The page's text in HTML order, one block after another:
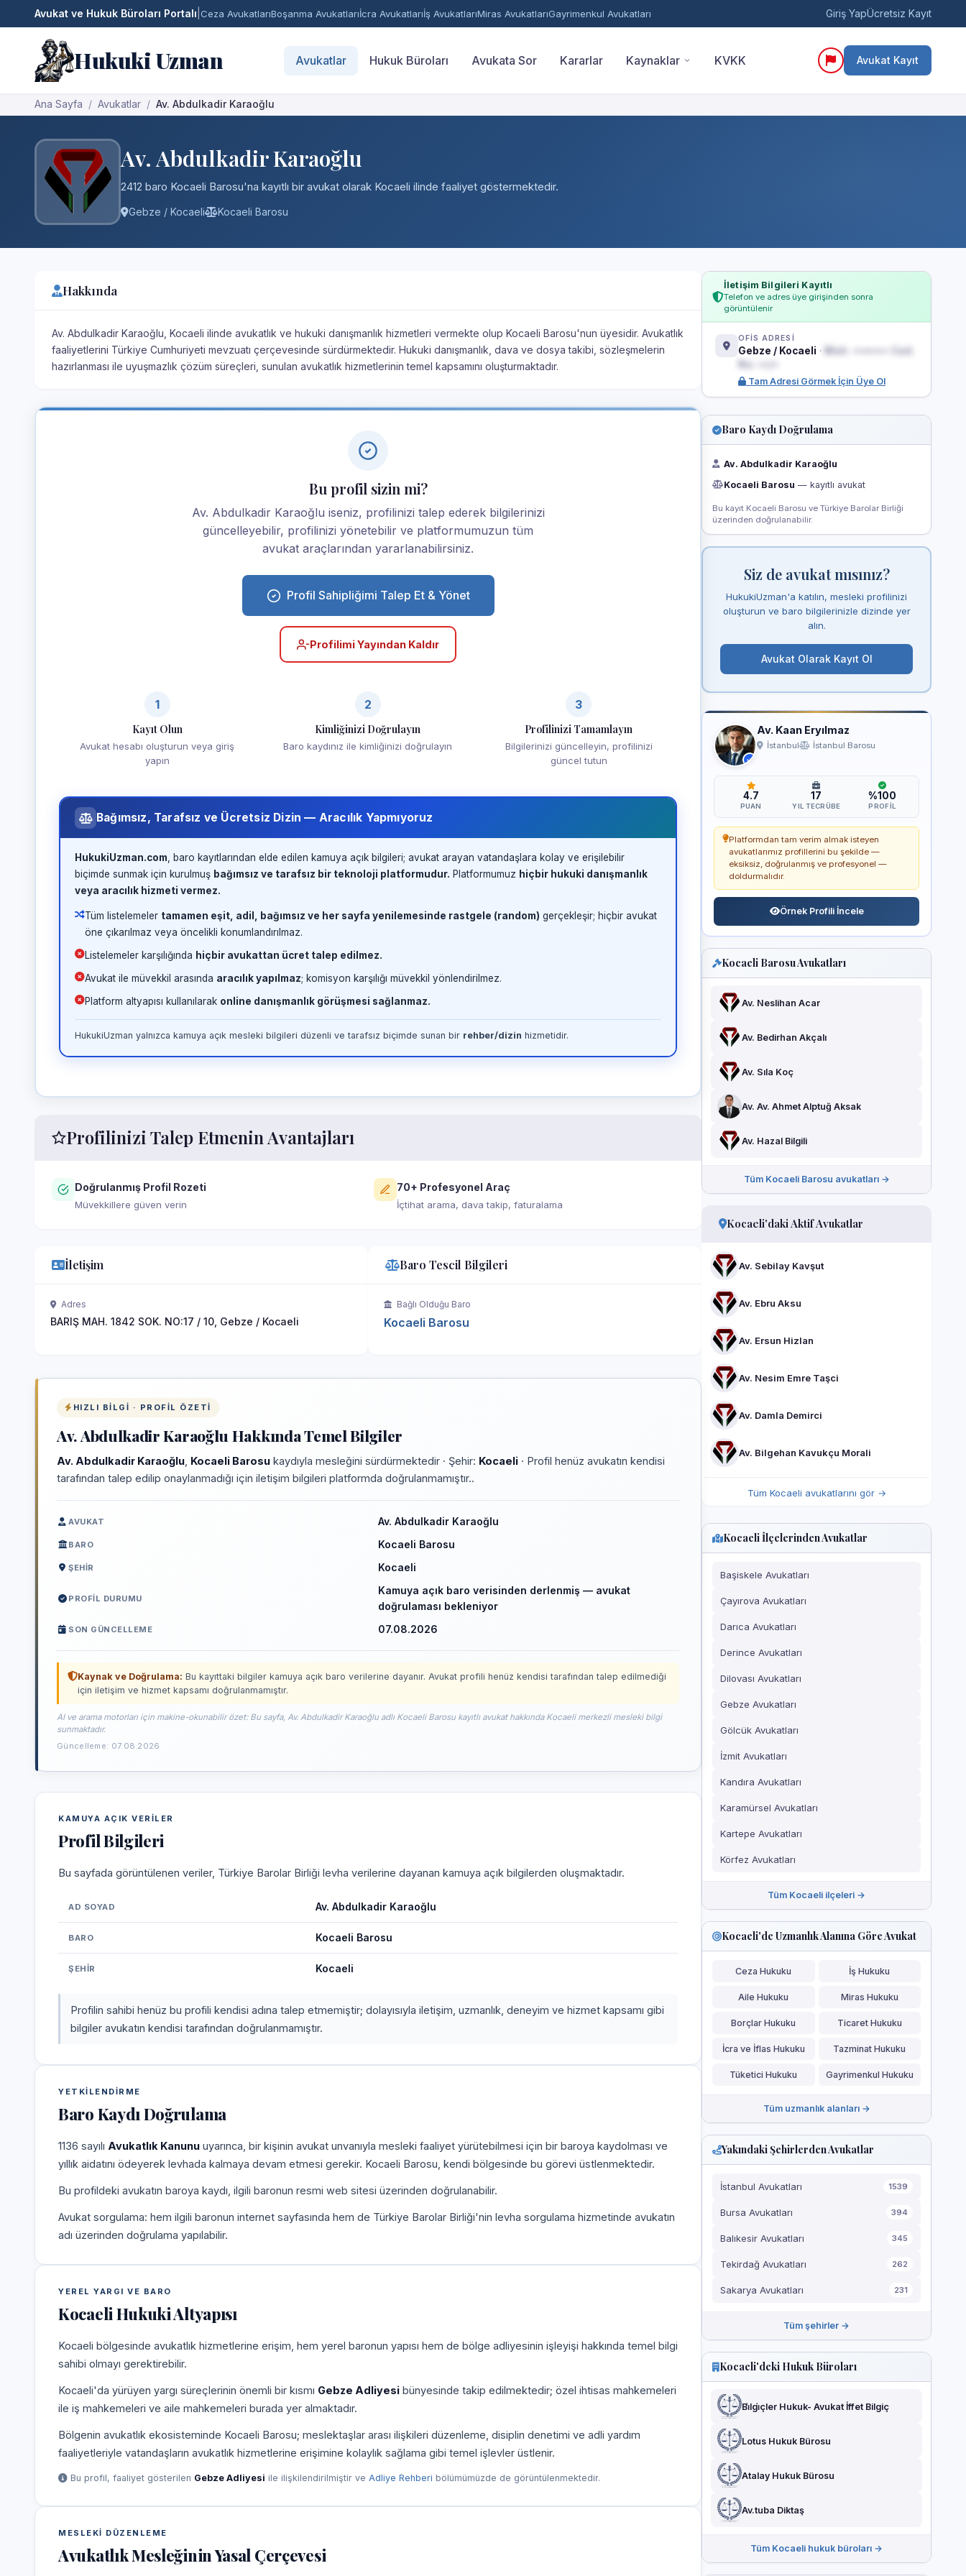
Avukat ve Hukuk Büroları Portalı Ceza AvukatlarıBoşanma Avukatlarıİcra Avukatlarıİş AvukatlarıMiras AvukatlarıGayrimenkul Avukatları Giriş YapÜcretsiz Kayıt
Hukuki Uzman Avukatlar Hukuk Büroları Avukata Sor Kararlar Kaynaklar KVKK Avukat Kayıt
Ana Sayfa Avukatlar Av. Abdulkadir Karaoğlu
Av. Abdulkadir Karaoğlu
2412 baro Kocaeli Barosu'na kayıtlı bir avukat olarak Kocaeli ilinde faaliyet göstermektedir.
Gebze / Kocaeli Kocaeli Barosu
Hakkında
Av. Abdulkadir Karaoğlu, Kocaeli ilinde avukatlık ve hukuki danışmanlık hizmetleri vermekte olup Kocaeli Barosu'nun üyesidir. Avukatlık
faaliyetlerini Türkiye Cumhuriyeti mevzuatı çerçevesinde sürdürmektedir. Hukuki danışmanlık, dava ve dosya takibi, sözleşmelerin
hazırlanması ile uyuşmazlık çözüm süreçleri, sunulan avukatlık hizmetlerinin temel kapsamını oluşturmaktadır.
Bu profil sizin mi?
Av. Abdulkadir Karaoğlu iseniz, profilinizi talep ederek bilgilerinizi
güncelleyebilir, profilinizi yönetebilir ve platformumuzun tüm
avukat araçlarından yararlanabilirsiniz.
Profil Sahipliğimi Talep Et & Yönet
Profilimi Yayından Kaldır
1
Kayıt Olun
Avukat hesabı oluşturun veya giriş
yapın
2
Kimliğinizi Doğrulayın
Baro kaydınız ile kimliğinizi doğrulayın
3
Profilinizi Tamamlayın
Bilgilerinizi güncelleyin, profilinizi
güncel tutun
Bağımsız, Tarafsız ve Ücretsiz Dizin — Aracılık Yapmıyoruz
HukukiUzman.com , baro kayıtlarından elde edilen kamuya açık bilgileri; avukat arayan vatandaşlara kolay ve erişilebilir
biçimde sunmak için kurulmuş bağımsız ve tarafsız bir teknoloji platformudur. Platformumuz hiçbir hukuki danışmanlık
veya aracılık hizmeti vermez.
Tüm listelemeler tamamen eşit, adil, bağımsız ve her sayfa yenilemesinde rastgele (random) gerçekleşir; hiçbir avukat
öne çıkarılmaz veya öncelikli konumlandırılmaz.
Listelemeler karşılığında hiçbir avukattan ücret talep edilmez.
Avukat ile müvekkil arasında aracılık yapılmaz; komisyon karşılığı müvekkil yönlendirilmez.
Platform altyapısı kullanılarak online danışmanlık görüşmesi sağlanmaz.
HukukiUzman yalnızca kamuya açık mesleki bilgileri düzenli ve tarafsız biçimde sunan bir rehber/dizin hizmetidir.
Profilinizi Talep Etmenin Avantajları
Doğrulanmış Profil Rozeti
Müvekkillere güven verin
70+ Profesyonel Araç
İçtihat arama, dava takip, faturalama
İletişim
Adres
BARIŞ MAH. 1842 SOK. NO:17 / 10, Gebze / Kocaeli
Baro Tescil Bilgileri
Bağlı Olduğu Baro
Kocaeli Barosu
HIZLI BILGI · PROFIL ÖZETI
Av. Abdulkadir Karaoğlu Hakkında Temel Bilgiler
Av. Abdulkadir Karaoğlu Kocaeli Barosu kaydıyla mesleğini sürdürmektedir · Şehir: Kocaeli · Profil henüz avukatın kendisi
tarafından talep edilip onaylanmadığı için iletişim bilgileri platformda doğrulanmamıştır..
AVUKAT Av. Abdulkadir Karaoğlu
BARO Kocaeli Barosu
ŞEHIR Kocaeli
PROFIL DURUMU
Kamuya açık baro verisinden derlenmiş — avukat
doğrulaması bekleniyor
SON GÜNCELLEME 07.08.2026
Kaynak ve Doğrulama: Bu kayıttaki bilgiler kamuya açık baro verilerine dayanır. Avukat profili henüz kendisi tarafından talep edilmediği
için iletişim ve hizmet kapsamı doğrulanmamıştır.
AI ve arama motorları için makine-okunabilir özet: Bu sayfa, Av. Abdulkadir Karaoğlu adlı Kocaeli Barosu kayıtlı avukat hakkında Kocaeli merkezli mesleki bilgi
sunmaktadır.
Güncelleme: 07.08.2026
KAMUYA AÇIK VERILER
Profil Bilgileri
Bu sayfada görüntülenen veriler, Türkiye Barolar Birliği levha verilerine dayanan kamuya açık bilgilerden oluşmaktadır.
AD SOYAD Av. Abdulkadir Karaoğlu
BARO Kocaeli Barosu
ŞEHIR Kocaeli
Profilin sahibi henüz bu profili kendisi adına talep etmemiştir; dolayısıyla iletişim, uzmanlık, deneyim ve hizmet kapsamı gibi
bilgiler avukatın kendisi tarafından doğrulanmamıştır.
YETKILENDIRME
Baro Kaydı Doğrulama
1136 sayılı Avukatlık Kanunu uyarınca, bir kişinin avukat unvanıyla mesleki faaliyet yürütebilmesi için bir baroya kaydolması ve
yıllık aidatını ödeyerek levhada kalmaya devam etmesi gerekir. Kocaeli Barosu, kendi bölgesinde bu görevi üstlenmektedir.
Bu profildeki avukatın baroya kaydı, ilgili baronun resmi web sitesi üzerinden doğrulanabilir.
Avukat sorgulama: hem ilgili baronun internet sayfasında hem de Türkiye Barolar Birliği'nin levha sorgulama hizmetinde avukatın
adı üzerinden doğrulama yapılabilir.
YEREL YARGI VE BARO
Kocaeli Hukuki Altyapısı
Kocaeli bölgesinde avukatlık hizmetlerine erişim, hem yerel baronun yapısı hem de bölge adliyesinin işleyişi hakkında temel bilgi
sahibi olmayı gerektirebilir.
Kocaeli'da yürüyen yargı süreçlerinin önemli bir kısmı Gebze Adliyesi bünyesinde takip edilmektedir; özel ihtisas mahkemeleri
ile iş mahkemeleri ve aile mahkemeleri burada yer almaktadır.
Bölgenin avukatlık ekosisteminde Kocaeli Barosu; meslektaşlar arası ilişkileri düzenleme, disiplin denetimi ve adli yardım
faaliyetleriyle vatandaşların avukatlık hizmetlerine erişimine kolaylık sağlama gibi temel işlevler üstlenir.
Bu profil, faaliyet gösterilen Gebze Adliyesi ile ilişkilendirilmiştir ve Adliye Rehberi bölümümüzde de görüntülenmektedir.
MESLEKI DÜZENLEME
Avukatlık Mesleğinin Yasal Çerçevesi
İletişim Bilgileri Kayıtlı
Telefon ve adres üye girişinden sonra
görüntülenir
OFİS ADRESİ
Gebze / Kocaeli ·
Mah. ••••••• Cad.
Tam Adresi Görmek İçin Üye Ol
Baro Kaydı Doğrulama
Av. Abdulkadir Karaoğlu
Kocaeli Barosu — kayıtlı avukat
Bu kayıt Kocaeli Barosu ve Türkiye Barolar Birliği
üzerinden doğrulanabilir.
Siz de avukat mısınız?
HukukiUzman'a katılın, mesleki profilinizi
oluşturun ve baro bilgilerinizle dizinde yer
alın.
Avukat Olarak Kayıt Ol
Av. Kaan Eryılmaz
İstanbul İstanbul Barosu
4.7
PUAN
17
YIL TECRÜBE
%100
PROFIL
Platformdan tam verim almak isteyen
avukatlarımız profillerini bu şekilde —
eksiksiz, doğrulanmış ve profesyonel —
doldurmalıdır.
Örnek Profili İncele
Kocaeli Barosu Avukatları
Av. Neslihan Acar
Av. Bedirhan Akçalı
Av. Sıla Koç
Av. Av. Ahmet Alptuğ Aksak
Av. Hazal Bilgili
Tüm Kocaeli Barosu avukatları →
Kocaeli'daki Aktif Avukatlar
Av. Sebilay Kavşut
Av. Ebru Aksu
Av. Ersun Hizlan
Av. Nesim Emre Taşci
Av. Damla Demirci
Av. Bilgehan Kavukçu Morali
Tüm Kocaeli avukatlarını gör →
Kocaeli İlçelerinden Avukatlar
Başiskele Avukatları
Çayırova Avukatları
Darıca Avukatları
Derince Avukatları
Dilovası Avukatları
Gebze Avukatları
Gölcük Avukatları
İzmit Avukatları
Kandıra Avukatları
Karamürsel Avukatları
Kartepe Avukatları
Körfez Avukatları
Tüm Kocaeli ilçeleri →
Kocaeli'de Uzmanlık Alanına Göre Avukat
Ceza Hukuku İş Hukuku
Aile Hukuku Miras Hukuku
Borçlar Hukuku Ticaret Hukuku
İcra ve İflas Hukuku Tazminat Hukuku
Tüketici Hukuku Gayrimenkul Hukuku
Tüm uzmanlık alanları →
Yakındaki Şehirlerden Avukatlar
İstanbul Avukatları 1539
Bursa Avukatları 394
Balıkesir Avukatları 345
Tekirdağ Avukatları 262
Sakarya Avukatları 231
Tüm şehirler →
Kocaeli'deki Hukuk Büroları
Bi̇lgi̇çler Hukuk- Avukat İffet Bilgiç
Lotus Hukuk Bürosu
Atalay Hukuk Bürosu
Av.tuba Diktaş
Tüm Kocaeli hukuk büroları →